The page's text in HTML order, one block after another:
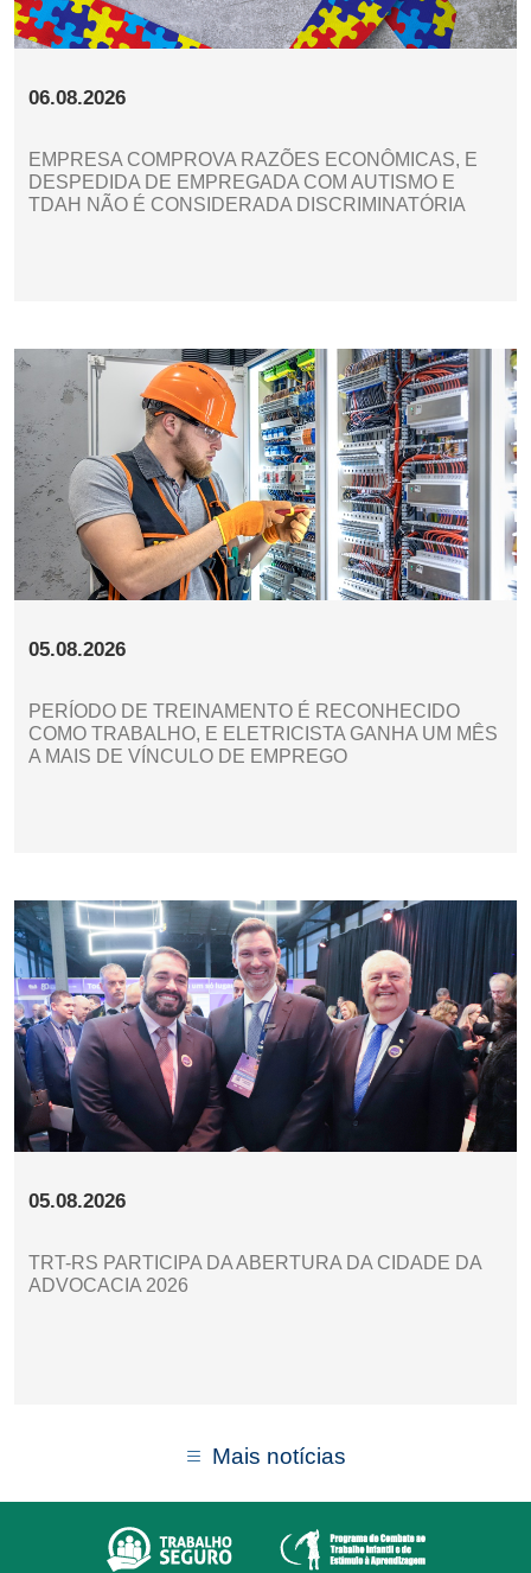
06.08.2026
EMPRESA COMPROVA RAZÕES ECONÔMICAS, E
DESPEDIDA DE EMPREGADA COM AUTISMO E
TDAH NÃO É CONSIDERADA DISCRIMINATÓRIA
05.08.2026
PERÍODO DE TREINAMENTO É RECONHECIDO
COMO TRABALHO, E ELETRICISTA GANHA UM MÊS
A MAIS DE VÍNCULO DE EMPREGO
05.08.2026
TRT-RS PARTICIPA DA ABERTURA DA CIDADE DA
ADVOCACIA 2026
Mais notícias